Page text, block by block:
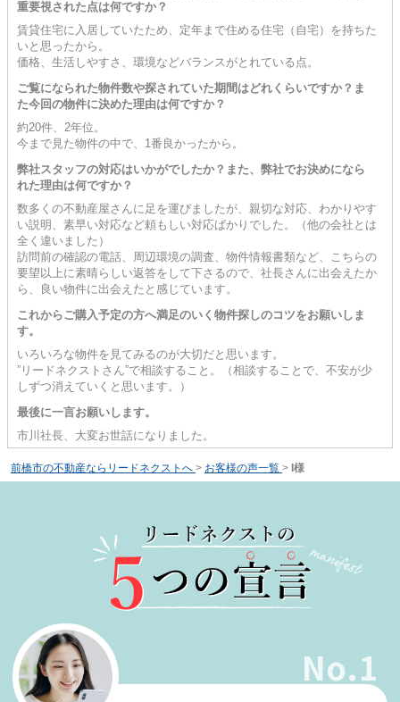
重要視された点は何ですか？
賃貸住宅に入居していたため、定年まで住める住宅（自宅）を持ちた
いと思ったから。
価格、生活しやすさ、環境などバランスがとれている点。
ご覧になられた物件数や探されていた期間はどれくらいですか？ま
た今回の物件に決めた理由は何ですか？
約20件、2年位。
今まで見た物件の中で、1番良かったから。
弊社スタッフの対応はいかがでしたか？また、弊社でお決めになら
れた理由は何ですか？
数多くの不動産屋さんに足を運びましたが、親切な対応、わかりやす
い説明、素早い対応など頼もしい対応ばかりでした。（他の会社とは
全く違いました）
訪問前の確認の電話、周辺環境の調査、物件情報書類など、こちらの
要望以上に素晴らしい返答をして下さるので、社長さんに出会えたか
ら、良い物件に出会えたと感じています。
これからご購入予定の方へ満足のいく物件探しのコツをお願いしま
す。
いろいろな物件を見てみるのが大切だと思います。
”リードネクストさん”で相談すること。（相談することで、不安が少
しずつ消えていくと思います。）
最後に一言お願いします。
市川社長、大変お世話になりました。
前橋市の不動産ならリードネクストへ > お客様の声一覧 > I様
No.1